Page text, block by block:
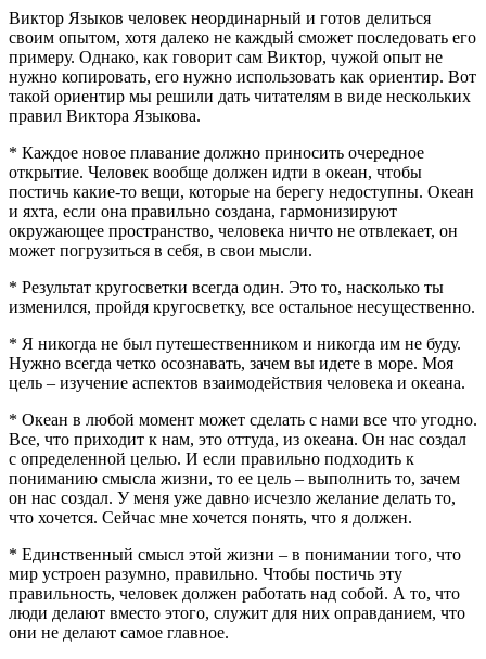
Виктор Языков человек неординарный и готов делиться
своим опытом, хотя далеко не каждый сможет последовать его
примеру. Однако, как говорит сам Виктор, чужой опыт не
нужно копировать, его нужно использовать как ориентир. Вот
такой ориентир мы решили дать читателям в виде нескольких
правил Виктора Языкова.
* Каждое новое плавание должно приносить очередное
открытие. Человек вообще должен идти в океан, чтобы
постичь какие-то вещи, которые на берегу недоступны. Океан
и яхта, если она правильно создана, гармонизируют
окружающее пространство, человека ничто не отвлекает, он
может погрузиться в себя, в свои мысли.
* Результат кругосветки всегда один. Это то, насколько ты
изменился, пройдя кругосветку, все остальное несущественно.
* Я никогда не был путешественником и никогда им не буду.
Нужно всегда четко осознавать, зачем вы идете в море. Моя
цель – изучение аспектов взаимодействия человека и океана.
* Океан в любой момент может сделать с нами все что угодно.
Все, что приходит к нам, это оттуда, из океана. Он нас создал
с определенной целью. И если правильно подходить к
пониманию смысла жизни, то ее цель – выполнить то, зачем
он нас создал. У меня уже давно исчезло желание делать то,
что хочется. Сейчас мне хочется понять, что я должен.
* Единственный смысл этой жизни – в понимании того, что
мир устроен разумно, правильно. Чтобы постичь эту
правильность, человек должен работать над собой. А то, что
люди делают вместо этого, служит для них оправданием, что
они не делают самое главное.